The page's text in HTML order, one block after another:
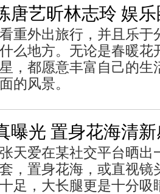
唐艺昕林志玲 娱
重外出旅行，并且乐于
么地方。无论是春暖花
，都愿意丰富自己的生
的风景。
曝光 置身花海清
天爱在某社交平台晒出
，置身花海，或直视镜
足，大长腿更是十分吸